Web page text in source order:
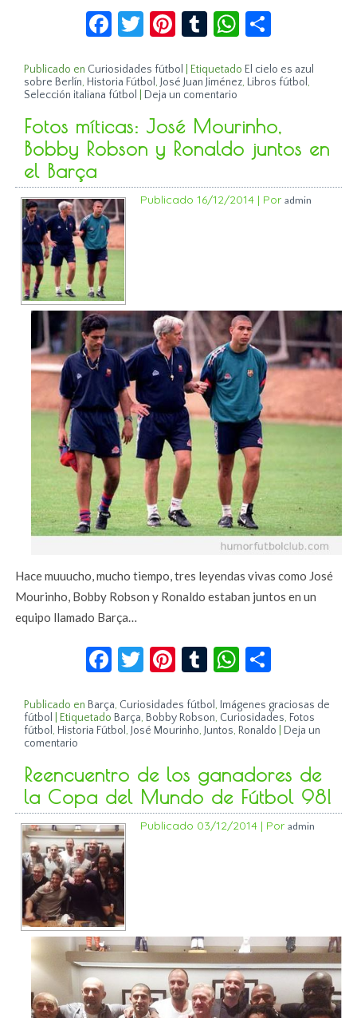
Facebook
Twitter
Pinterest
TumblrWhatsApp
Publicado en Curiosidades fútbol Etiquetado El cielo es azul
sobre Berlín, Historia Fútbol ,José Juan Jiménez, Libros fútbol ,
Selección italiana fútbol
Deja un comentario
Fotos míticas: José Mourinho,
Bobby Robson y Ronaldo juntos en
el Barça
Publicado 16/12/2014 | Por admin
Hace muuucho, mucho tiempo, tres leyendas vivas como José
Mourinho, Bobby Robson y Ronaldo estaban juntos en un
equipo llamado Barça…
Facebook
Twitter
Pinterest
TumblrWhatsApp
Publicado en Barça, Curiosidades fútbol , Imágenes graciosas de
fútbol
Etiquetado Barça, Bobby Robson, Curiosidades, Fotos
fútbol , Historia Fútbol , José Mourinho, Juntos, Ronaldo
Deja un
comentario
Reencuentro de los ganadores de
la Copa del Mundo de Fútbol 98!
Publicado 03/12/2014 | Por admin